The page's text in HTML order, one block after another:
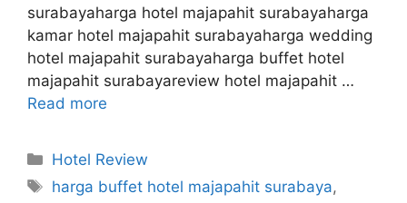
surabayaharga hotel majapahit surabayaharga
kamar hotel majapahit surabayaharga wedding
hotel majapahit surabayaharga buffet hotel
majapahit surabayareview hotel majapahit …
Read more
Categories
Hotel Review
Tags
harga buffet hotel majapahit surabaya,